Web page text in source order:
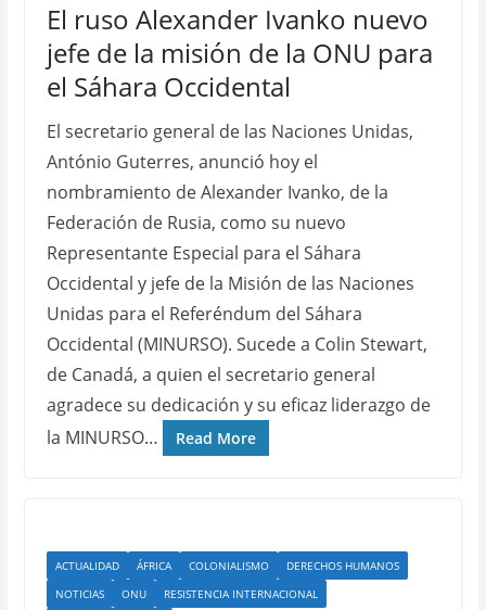
El ruso Alexander Ivanko nuevo
jefe de la misión de la ONU para
el Sáhara Occidental
El secretario general de las Naciones Unidas,
António Guterres, anunció hoy el
nombramiento de Alexander Ivanko, de la
Federación de Rusia, como su nuevo
Representante Especial para el Sáhara
Occidental y jefe de la Misión de las Naciones
Unidas para el Referéndum del Sáhara
Occidental (MINURSO). Sucede a Colin Stewart,
de Canadá, a quien el secretario general
agradece su dedicación y su eficaz liderazgo de
la MINURSO…
Read More
ACTUALIDAD ÁFRICA COLONIALISMO
DERECHOS HUMANOS
NOTICIAS
ONU
RESISTENCIA INTERNACIONAL